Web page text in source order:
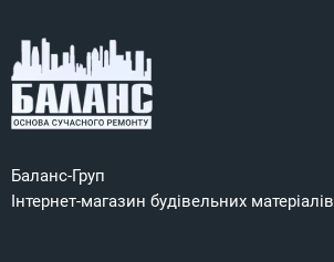
Баланс-Груп
Інтернет-магазин будівельних матеріалів